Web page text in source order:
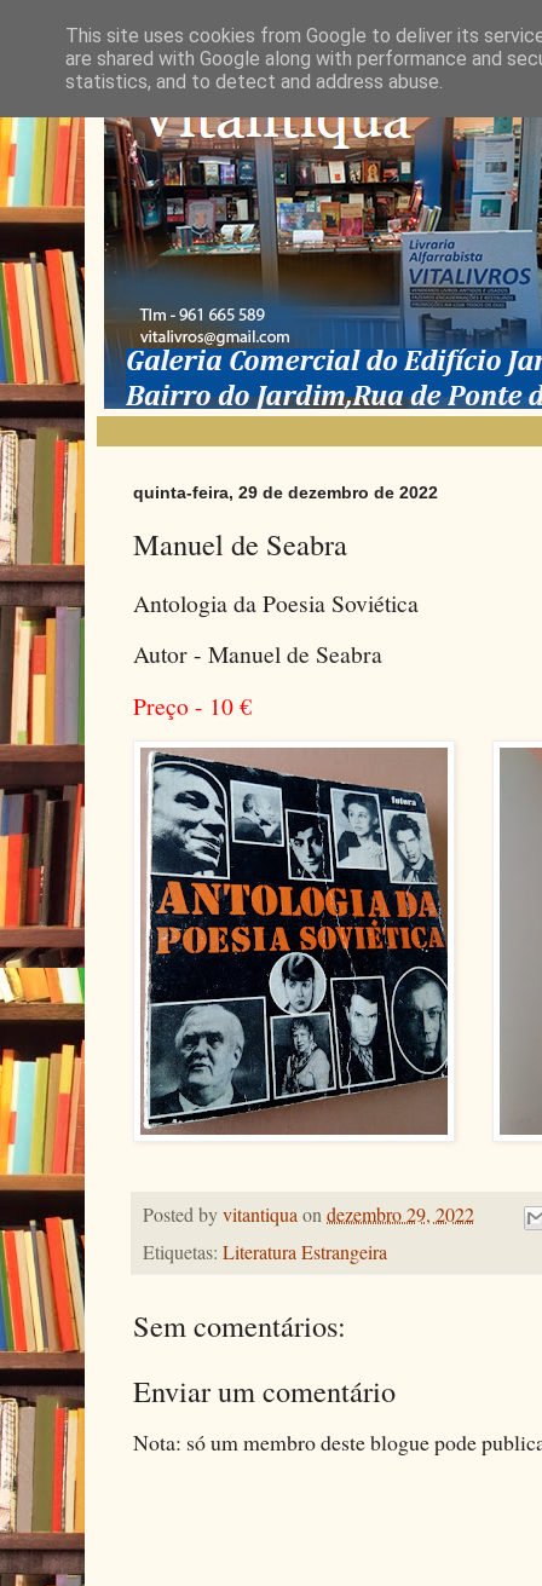
quinta-feira, 29 de dezembro de 2022
Manuel de Seabra
Antologia da Poesia Soviética
Autor - Manuel de Seabra
Preço - 10€
Posted byvitantiquaondezembro 29, 2022
Etiquetas: Literatura Estrangeira
Sem comentários:
Enviar um comentário
Nota: só um membro deste blogue pode
This site uses cookies from Google to deliver its
are shared with Google along with performance and
statistics, and to detect and address abuse.